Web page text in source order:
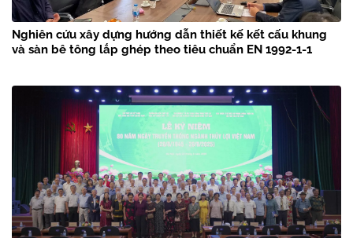
Nghiên cứu xây dựng hướng dẫn thiết kế kết cấu khung
và sàn bê tông lắp ghép theo tiêu chuẩn EN 1992-1-1